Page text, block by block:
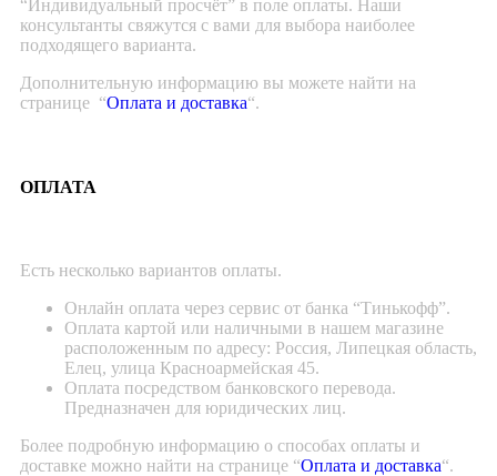
“Индивидуальный просчёт” в поле оплаты. Наши
консультанты свяжутся с вами для выбора наиболее
подходящего варианта.
Дополнительную информацию вы можете найти на
странице “Оплата и доставка“.
ОПЛАТА
Есть несколько вариантов оплаты.
Онлайн оплата через сервис от банка “Тинькофф”.
Оплата картой или наличными в нашем магазине
расположенным по адресу: Россия, Липецкая область,
Елец, улица Красноармейская 45.
Оплата посредством банковского перевода.
Предназначен для юридических лиц.
Более подробную информацию о способах оплаты и
доставке можно найти на странице “Оплата и доставка“.